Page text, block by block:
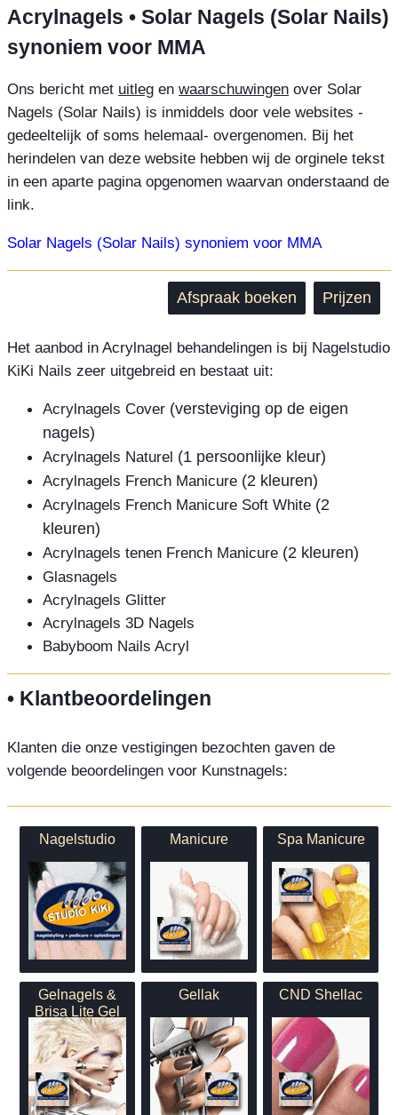
Acrylnagels • Solar Nagels (Solar Nails)
synoniem voor MMA
Ons bericht met uitleg en waarschuwingen over Solar
Nagels (Solar Nails) is inmiddels door vele websites -
gedeeltelijk of soms helemaal- overgenomen. Bij het
herindelen van deze website hebben wij de orginele tekst
in een aparte pagina opgenomen waarvan onderstaand de
link.
Solar Nagels (Solar Nails) synoniem voor MMA
Afspraak boeken Prijzen
Het aanbod in Acrylnagel behandelingen is bij Nagelstudio
KiKi Nails zeer uitgebreid en bestaat uit:
Acrylnagels Cover (versteviging op de eigen
nagels)
Acrylnagels Naturel (1 persoonlijke kleur)
Acrylnagels French Manicure (2 kleuren)
Acrylnagels French Manicure Soft White (2
kleuren)
Acrylnagels tenen French Manicure (2 kleuren)
Glasnagels
Acrylnagels Glitter
Acrylnagels 3D Nagels
Babyboom Nails Acryl
• Klantbeoordelingen
Klanten die onze vestigingen bezochten gaven de
volgende beoordelingen voor Kunstnagels:
Nagelstudio Manicure Spa Manicure
Gelnagels &
Brisa Lite Gel
Gellak CND Shellac